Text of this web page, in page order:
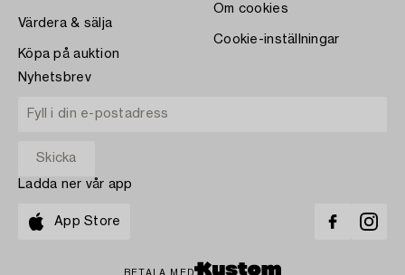
Värdera & sälja
Köpa på auktion
Om cookies
Cookie-inställningar
Nyhetsbrev
Ladda ner vår app
App Store
BETALA MED